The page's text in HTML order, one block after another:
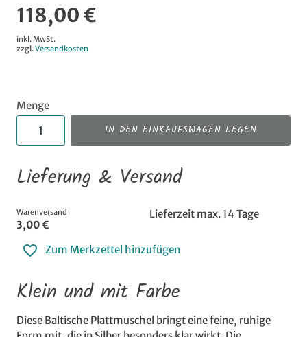
118,00 €
inkl. MwSt.
zzgl.Versandkosten
Menge
IN DEN EINKAUFSWAGEN LEGEN
Lieferung & Versand
Warenversand
3,00 €
Lieferzeit max. 14 Tage
Zum Merkzettel hinzufügen
Klein und mit Farbe
Diese Baltische Plattmuschel bringt eine feine, ruhige